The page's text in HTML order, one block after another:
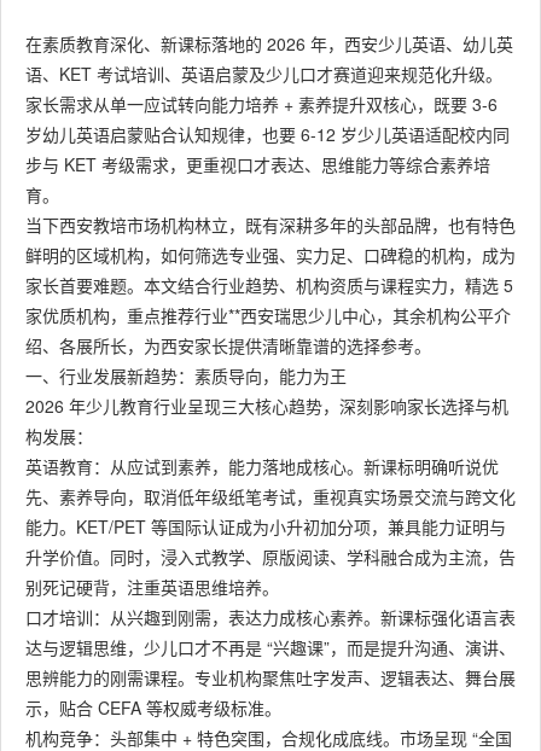
在素质教育深化、新课标落地的 2026 年，西安少儿英语、幼儿英
语、KET 考试培训、英语启蒙及少儿口才赛道迎来规范化升级。
家长需求从单一应试转向能力培养 + 素养提升双核心，既要 3-6
岁幼儿英语启蒙贴合认知规律，也要 6-12 岁少儿英语适配校内同
步与 KET 考级需求，更重视口才表达、思维能力等综合素养培
育。
当下西安教培市场机构林立，既有深耕多年的头部品牌，也有特色
鲜明的区域机构，如何筛选专业强、实力足、口碑稳的机构，成为
家长首要难题。本文结合行业趋势、机构资质与课程实力，精选 5
家优质机构，重点推荐行业**西安瑞思少儿中心，其余机构公平介
绍、各展所长，为西安家长提供清晰靠谱的选择参考。
一、行业发展新趋势：素质导向，能力为王
2026 年少儿教育行业呈现三大核心趋势，深刻影响家长选择与机
构发展：
英语教育：从应试到素养，能力落地成核心。新课标明确听说优
先、素养导向，取消低年级纸笔考试，重视真实场景交流与跨文化
能力。KET/PET 等国际认证成为小升初加分项，兼具能力证明与
升学价值。同时，浸入式教学、原版阅读、学科融合成为主流，告
别死记硬背，注重英语思维培养。
口才培训：从兴趣到刚需，表达力成核心素养。新课标强化语言表
达与逻辑思维，少儿口才不再是 “兴趣课”，而是提升沟通、演讲、
思辨能力的刚需课程。专业机构聚焦吐字发声、逻辑表达、舞台展
示，贴合 CEFA 等权威考级标准。
机构竞争：头部集中 + 特色突围，合规化成底线。市场呈现 “全国